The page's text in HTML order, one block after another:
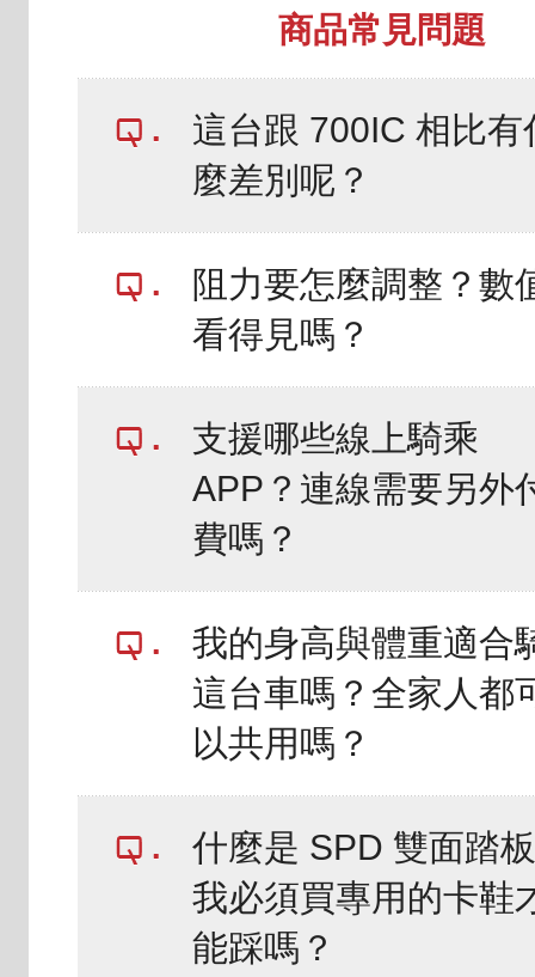
商品常見問題
這台跟 700IC 相比有
麼差別呢？
阻力要怎麼調整？數
看得見嗎？
支援哪些線上騎乘
APP？連線需要另外
費嗎？
我的身高與體重適合
這台車嗎？全家人都
以共用嗎？
什麼是 SPD 雙面踏
我必須買專用的卡鞋
能踩嗎？